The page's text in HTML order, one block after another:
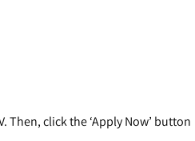
Then, click the ‘Apply Now’ button